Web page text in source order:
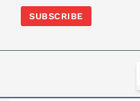
SUBSCRIBE